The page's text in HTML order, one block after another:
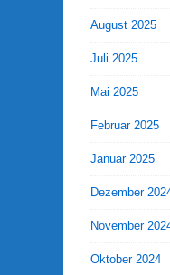
August 2025
Juli 2025
Mai 2025
Februar 2025
Januar 2025
Dezember
November
Oktober 2024